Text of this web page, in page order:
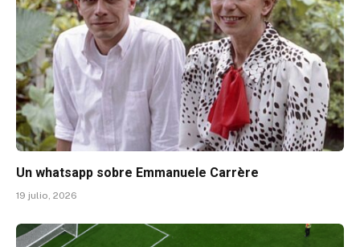
Un whatsapp sobre Emmanuele Carrère
19 julio, 2026